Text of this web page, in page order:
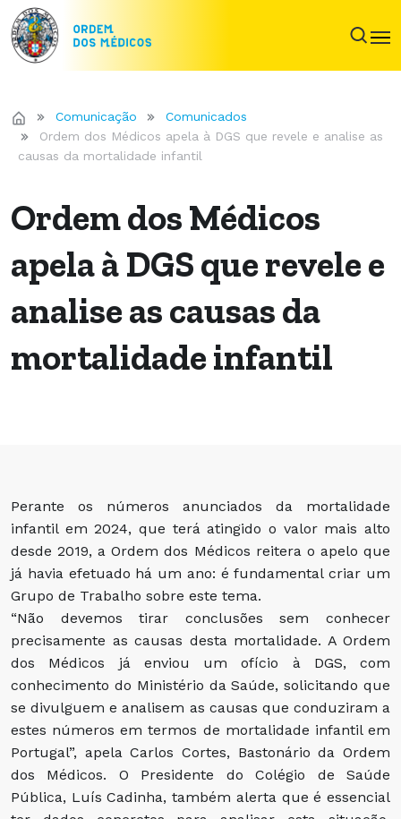
Comunicação
Comunicados
Ordem dos Médicos apela à DGS que revele e analise as
causas da mortalidade infantil
Ordem dos Médicos
apela à DGS que revele e
analise as causas da
mortalidade infantil
Perante os números anunciados da mortalidade
infantil em 2024, que terá atingido o valor mais alto
desde 2019, a Ordem dos Médicos reitera o apelo que
já havia efetuado há um ano: é fundamental criar um
Grupo de Trabalho sobre este tema.
“Não devemos tirar conclusões sem conhecer
precisamente as causas desta mortalidade. A Ordem
dos Médicos já enviou um ofício à DGS, com
conhecimento do Ministério da Saúde, solicitando que
se divulguem e analisem as causas que conduziram a
estes números em termos de mortalidade infantil em
Portugal”, apela Carlos Cortes, Bastonário da Ordem
dos Médicos. O Presidente do Colégio de Saúde
Pública, Luís Cadinha, também alerta que é essencial